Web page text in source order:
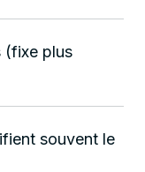
(fixe plus
souvent le